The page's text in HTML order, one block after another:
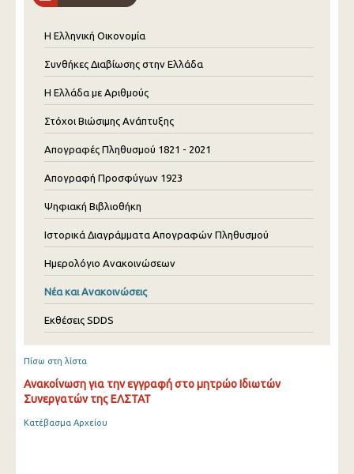
Η Ελληνική Οικονομία
Συνθήκες Διαβίωσης στην Ελλάδα
Η Ελλάδα με Αριθμούς
Στόχοι Βιώσιμης Ανάπτυξης
Απογραφές Πληθυσμού 1821 - 2021
Απογραφή Προσφύγων 1923
Ψηφιακή Βιβλιοθήκη
Ιστορικά Διαγράμματα Απογραφών Πληθυσμού
Ημερολόγιο Ανακοινώσεων
Νέα και Ανακοινώσεις
Εκθέσεις SDDS
Πίσω στη λίστα
Ανακοίνωση για την εγγραφή στο μητρώο Ιδιωτών
Συνεργατών της ΕΛΣΤΑΤ
Κατέβασμα Αρχείου